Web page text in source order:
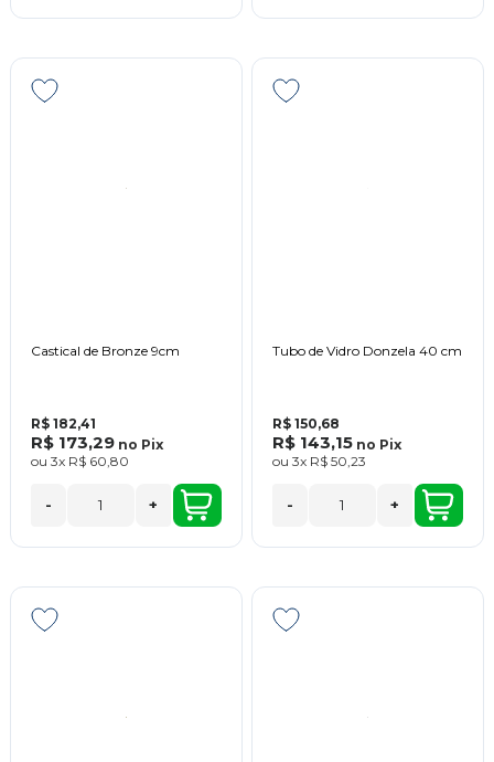
Castical de Bronze 9cm
R$ 182,41
R$ 173,29 no Pix
ou 3x R$ 60,80
- +
Tubo de Vidro Donzela 40 cm
R$ 150,68
R$ 143,15 no Pix
ou 3x R$ 50,23
- +